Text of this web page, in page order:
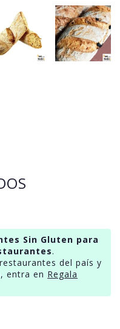
Sin Gluten para
.
del país y
entra en Regala